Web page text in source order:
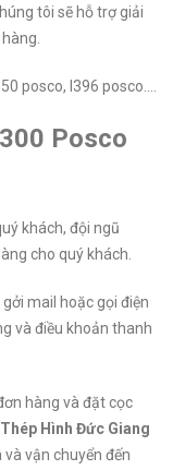
tôi sẽ hỗ trợ giải
posco, I396 posco….
Posco
khách, đội ngũ
cho quý khách.
mail hoặc gọi điện
và điều khoản thanh
hàng và đặt cọc
Thép Hình Đức Giang
vận chuyển đến